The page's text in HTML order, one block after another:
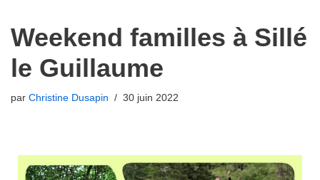
Weekend familles à Sillé
le Guillaume
par Christine Dusapin 30 juin 2022